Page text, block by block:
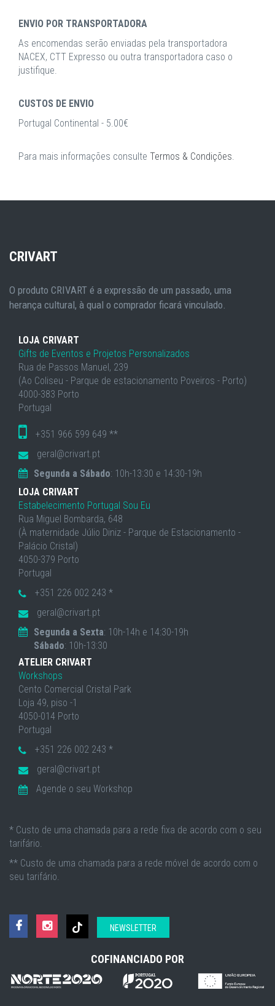
ENVIO POR TRANSPORTADORA
As encomendas serão enviadas pela transportadora
NACEX, CTT Expresso ou outra transportadora caso o
justifique.
CUSTOS DE ENVIO
Portugal Continental - 5.00€
Para mais informações consulte Termos & Condições.
CRIVART
O produto CRIVART é a expressão de um passado, uma
herança cultural, à qual o comprador ficará vinculado.
LOJA CRIVART
Gifts de Eventos e Projetos Personalizados
Rua de Passos Manuel, 239
(Ao Coliseu - Parque de estacionamento Poveiros - Porto)
4000-383 Porto
Portugal
+351 966 599 649 **
geral@crivart.pt
Segunda a Sábado: 10h-13:30 e 14:30-19h
LOJA CRIVART
Estabelecimento Portugal Sou Eu
Rua Miguel Bombarda, 648
(À maternidade Júlio Diniz - Parque de Estacionamento -
Palácio Cristal)
4050-379 Porto
Portugal
+351 226 002 243 *
geral@crivart.pt
Segunda a Sexta: 10h-14h e 14:30-19h
Sábado: 10h-13:30
ATELIER CRIVART
Workshops
Cento Comercial Cristal Park
Loja 49, piso -1
4050-014 Porto
Portugal
+351 226 002 243 *
geral@crivart.pt
Agende o seu Workshop
* Custo de uma chamada para a rede fixa de acordo com o seu
tarifário.
** Custo de uma chamada para a rede móvel de acordo com o
seu tarifário.
NEWSLETTER
COFINANCIADO POR